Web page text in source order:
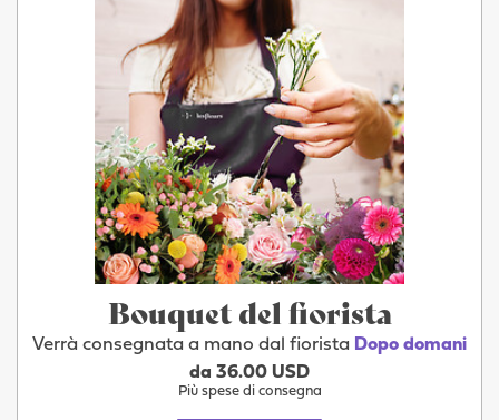
Bouquet del fiorista
Verrà consegnata a mano dal fiorista Dopo domani
da 36.00 USD
Più spese di consegna